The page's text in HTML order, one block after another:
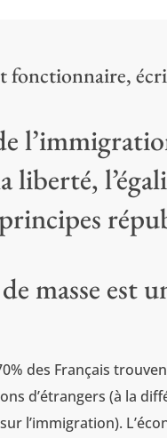
fonctionnaire,
liberté,
masse est
des Français
d’étrangers (à la
l’immigration).